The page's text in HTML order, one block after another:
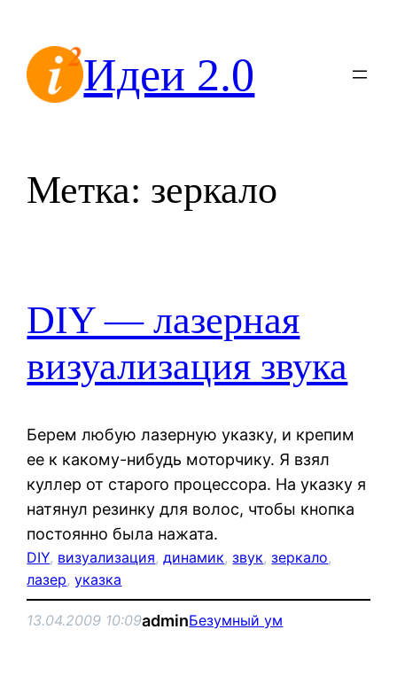
содержимомуИдеи 2.0
Метка: зеркало
DIY — лазерная
визуализация звука
Берем любую лазерную указку, и крепим
ее к какому-нибудь моторчику. Я взял
куллер от старого процессора. На указку я
натянул резинку для волос, чтобы кнопка
постоянно была нажата.
DIY, визуализация, динамик, звук, зеркало
лазер, указка
13.04.2009 10:09adminБезумный ум